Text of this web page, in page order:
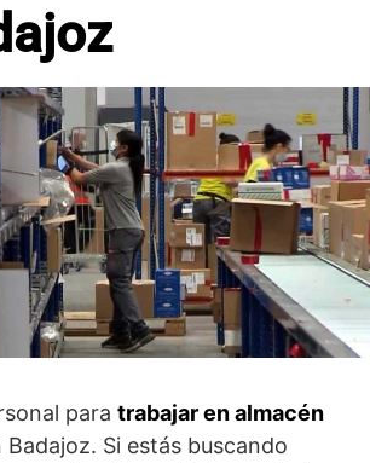
para trabajar en almacén
Badajoz. Si estás buscando